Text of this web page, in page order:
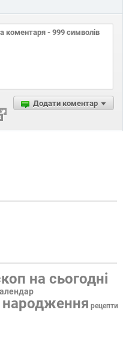
Додати коментар
на сьогодні
народження рецепти